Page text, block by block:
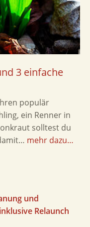
3 einfache
populär
ein Renner in
solltest du
mehr dazu…
und
Relaunch